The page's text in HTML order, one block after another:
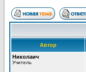
Автор
Николаич
Учитель